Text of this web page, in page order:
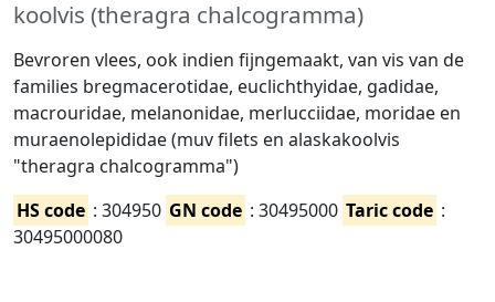
koolvis (theragra chalcogramma)
Bevroren vlees, ook indien fijngemaakt, van vis van de
families bregmacerotidae, euclichthyidae, gadidae,
macrouridae, melanonidae, merlucciidae, moridae en
muraenolepididae (muv filets en alaskakoolvis
"theragra chalcogramma")
HS code : 304950 GN code : 30495000 Taric code :
30495000080